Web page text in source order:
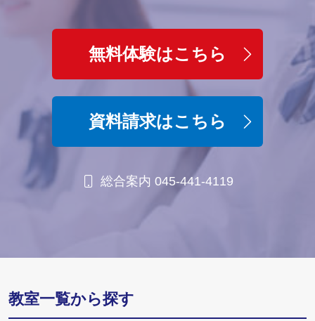
無料体験はこちら
資料請求はこちら
総合案内 045-441-4119
教室一覧から探す